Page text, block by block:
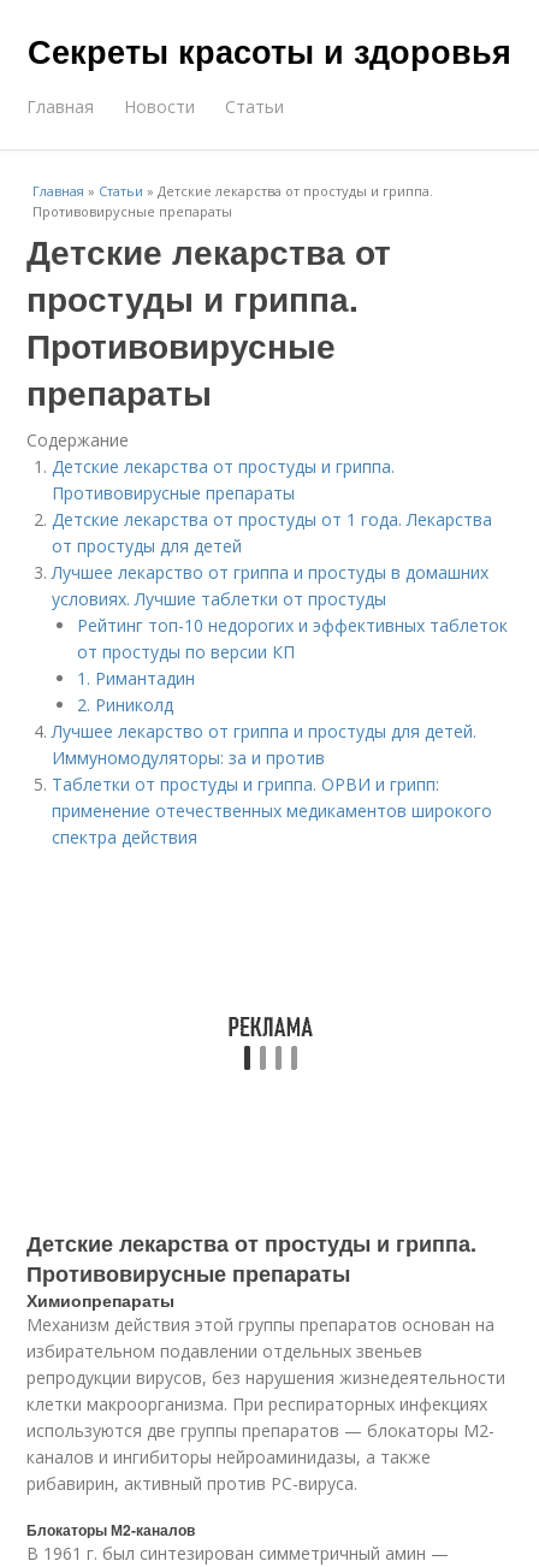
Секреты красоты и здоровья
Главная Новости Статьи
Главная » Статьи »Детские лекарства от простуды и гриппа.
Противовирусные препараты
Детские лекарства от
простуды и гриппа.
Противовирусные
препараты
Содержание
Детские лекарства от простуды и гриппа.
Противовирусные препараты
Детские лекарства от простуды от 1 года. Лекарства
от простуды для детей
Лучшее лекарство от гриппа и простуды в домашних
условиях. Лучшие таблетки от простуды
Рейтинг топ-10 недорогих и эффективных таблеток
от простуды по версии КП
1. Римантадин
2. Риниколд
Лучшее лекарство от гриппа и простуды для детей.
Иммуномодуляторы: за и против
Таблетки от простуды и гриппа. ОРВИ и грипп:
применение отечественных медикаментов широкого
спектра действия
Детские лекарства от простуды и гриппа.
Противовирусные препараты
Химиопрепараты
Механизм действия этой группы препаратов основан на
избирательном подавлении отдельных звеньев
репродукции вирусов, без нарушения жизнедеятельности
клетки макроорганизма. При респираторных инфекциях
используются две группы препаратов — блокаторы М2-
каналов и ингибиторы нейроаминидазы, а также
рибавирин, активный против РС-вируса.
Блокаторы М2-каналов
В 1961 г. был синтезирован симметричный амин —